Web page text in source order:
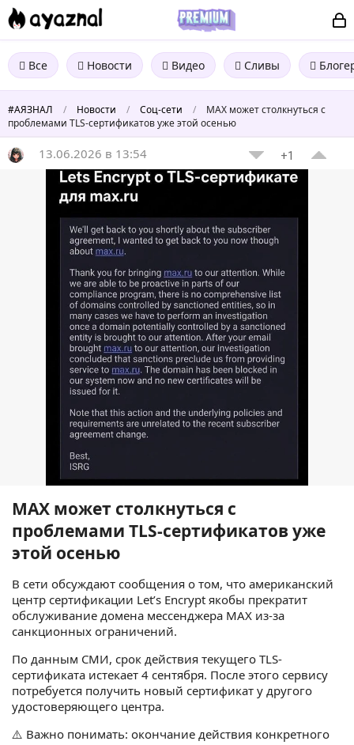
Все Новости Видео Сливы
#АЯЗНАЛ / Новости / Соц-сети /
MAX может столкнуться с
проблемами TLS-сертификатов уже этой осенью
13.06.2026 в 13:54 +1
MAX может столкнуться с
проблемами TLS-сертификатов уже
этой осенью
В сети обсуждают сообщения о том, что американский
центр сертификации Let’s Encrypt якобы прекратит
обслуживание домена мессенджера MAX из-за
санкционных ограничений.
По данным СМИ, срок действия текущего TLS-
сертификата истекает 4 сентября. После этого сервису
потребуется получить новый сертификат у другого
удостоверяющего центра.
⚠️ Важно понимать: окончание действия конкретного